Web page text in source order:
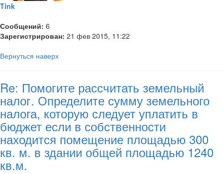
Tink
Сообщений: 6
Зарегистрирован: 21 фев 2015, 11:22
Вернуться наверх
Re: Помогите рассчитать земельный
налог. Определите сумму земельного
налога, которую следует уплатить в
бюджет если в собственности
находится помещение площадью 300
кв. м. в здании общей площадью 1240
кв.м.